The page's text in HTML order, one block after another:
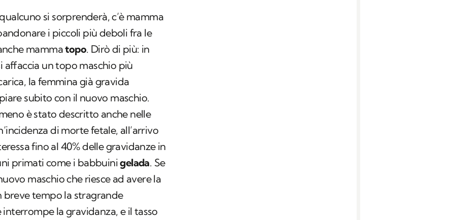
si sorprenderà, c’è mamma
i piccoli più deboli fra le
mammatopo. Dirò di più: in
un topo maschio più
la femmina già gravida
subito con il nuovo maschio.
è stato descritto anche nelle
di morte fetale, all’arrivo
fino al 40% delle gravidanze in
primati come i babbuinigelada. Se
maschio che riesce ad avere la
breve tempo la stragrande
la gravidanza, e il tasso